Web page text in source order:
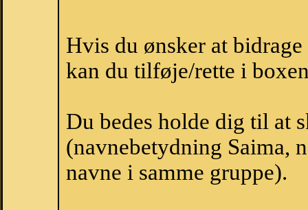
Hvis du ønsker at
kan du tilføje/rette i
Du bedes holde dig til at
(navnebetydning Saima,
navne i samme gruppe).